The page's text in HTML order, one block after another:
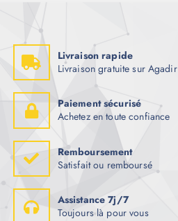
Livraison rapide
Livraison gratuite sur Agadir
Paiement sécurisé
Achetez en toute confiance
Remboursement
Satisfait ou remboursé
Assistance 7j/7
Toujours là pour vous